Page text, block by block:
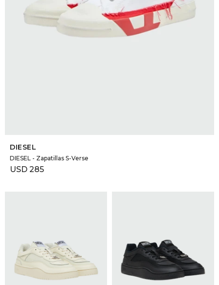
DIESEL
DIESEL - Zapatillas S-Verse
USD 285